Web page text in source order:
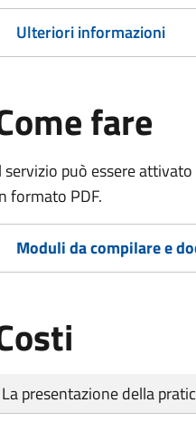
Ulteriori informazioni
fare
servizio può essere
formato PDF.
Moduli da compilare e
Tipo di pagamento
Importo
La presentazione della